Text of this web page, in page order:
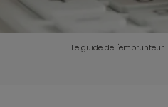
Le guide de l'emprunteur